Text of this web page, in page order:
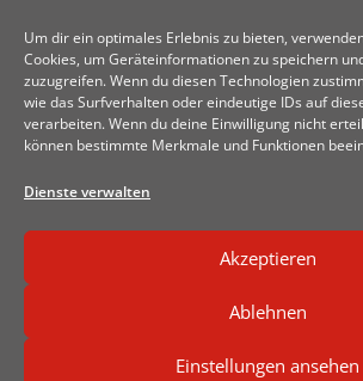
Um dir ein optimales Erlebnis zu bieten,
Cookies, um Geräteinformationen zu speichern
zuzugreifen. Wenn du diesen Technologien
wie das Surfverhalten oder eindeutige IDs auf
verarbeiten. Wenn du deine Einwilligung nicht
können bestimmte Merkmale und Funktionen
Dienste verwalten
Akzeptieren
Ablehnen
Einstellungen ansehen
KONTAKT
ROUTENPLANER
TASHINA HAILA
JETZT AUF FACEBOOK
REITANLAGE VIDEO
Cookie-Richtlinie (EU)
CREATIVE24WEB:INFO